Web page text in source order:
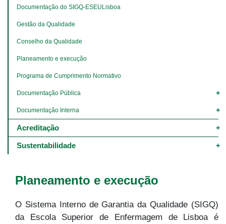
Planeamento e execução
O Sistema Interno de Garantia da Qualidade (SIGQ)
da Escola Superior de Enfermagem de Lisboa é
Documentação do SIGQ-ESEULisboa
Gestão da Qualidade
Conselho da Qualidade
Planeamento e execução
Programa de Cumprimento Normativo
Documentação Pública
Documentação Interna
Acreditação
Sustentabilidade